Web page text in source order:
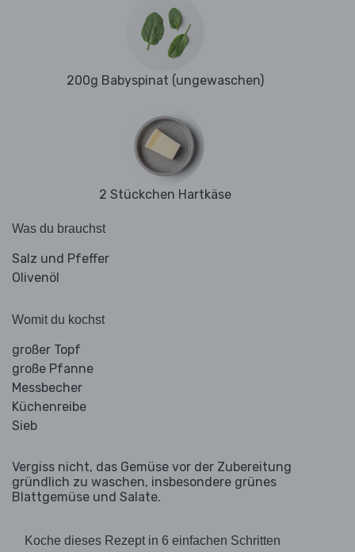
200g Babyspinat (ungewaschen)
2 Stückchen Hartkäse
Was du brauchst
Salz und Pfeffer
Olivenöl
Womit du kochst
großer Topf
große Pfanne
Messbecher
Küchenreibe
Sieb
Vergiss nicht, das Gemüse vor der Zubereitung
gründlich zu waschen, insbesondere grünes
Blattgemüse und Salate.
Koche dieses Rezept in 6 einfachen Schritten